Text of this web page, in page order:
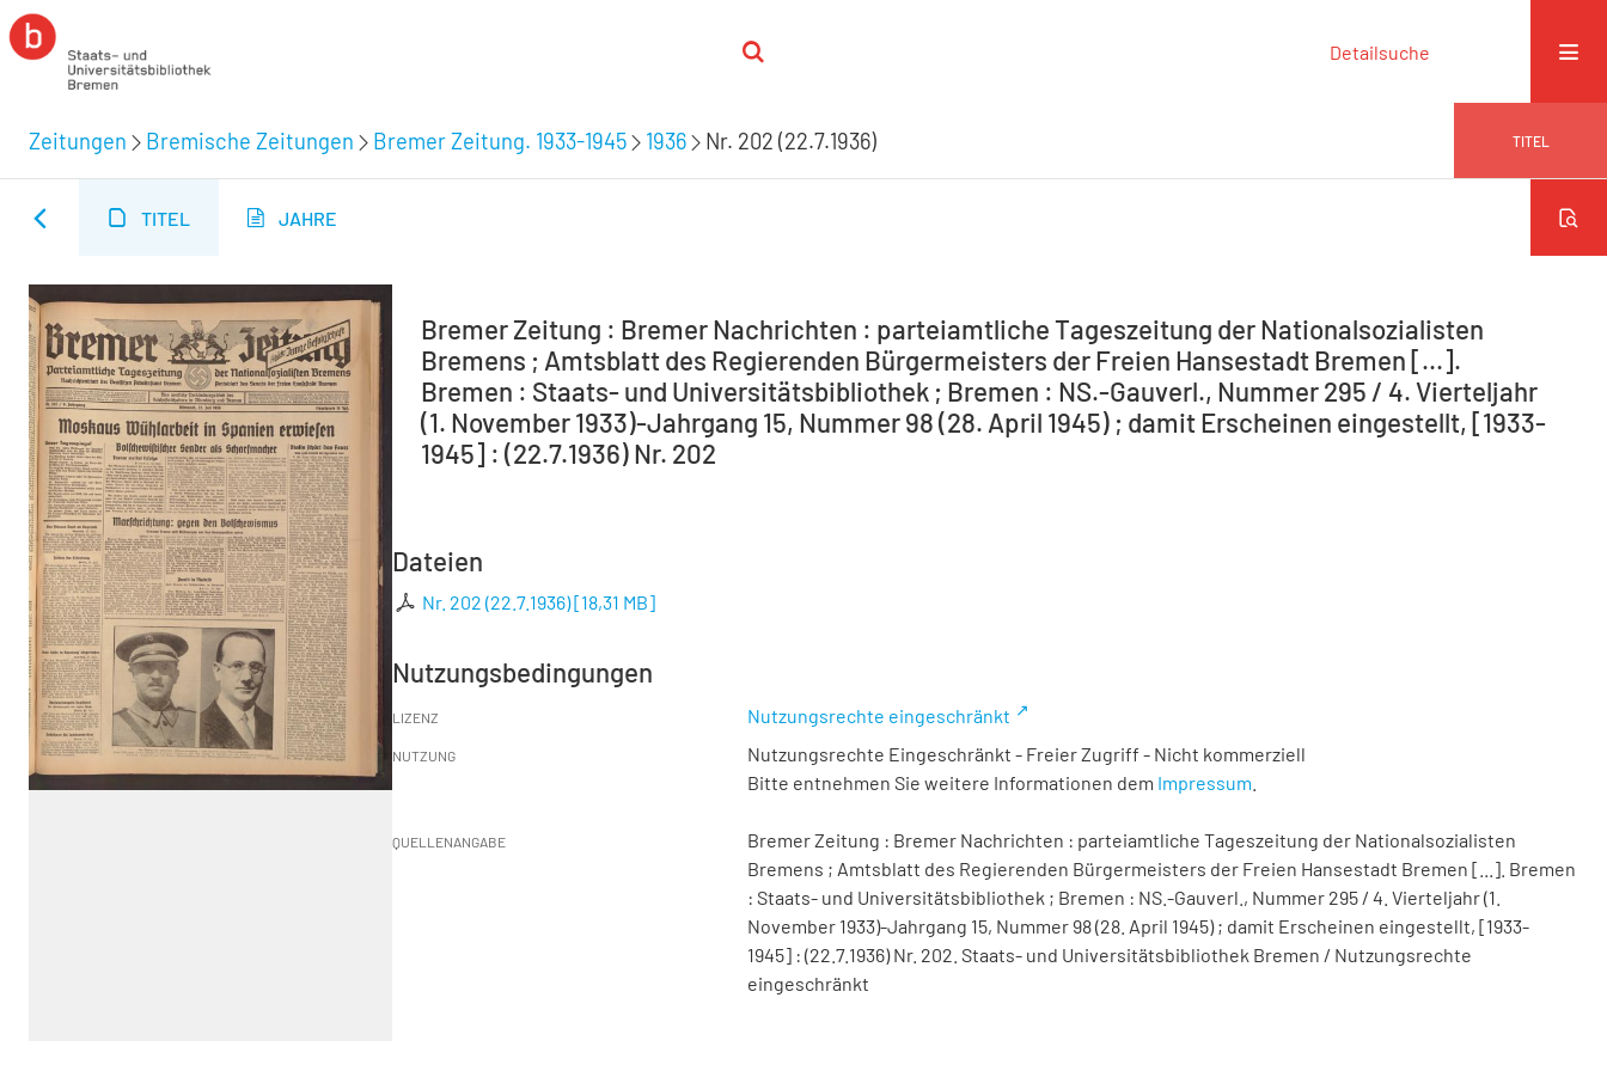
Detailsuche
Zeitungen Bremische Zeitungen Bremer Zeitung. 1933-1945 1936 Nr. 202 (22.7.1936) TITEL
TITEL JAHRE
Bremer Zeitung : Bremer Nachrichten : parteiamtliche Tageszeitung der Nationalsozialisten
Bremens ; Amtsblatt des Regierenden Bürgermeisters der Freien Hansestadt Bremen [...].
Bremen : Staats- und Universitätsbibliothek ; Bremen : NS.-Gauverl., Nummer 295 / 4. Vierteljahr
(1. November 1933)-Jahrgang 15, Nummer 98 (28. April 1945) ; damit Erscheinen eingestellt, [1933-
1945] : (22.7.1936) Nr. 202
Dateien
Nr. 202 (22.7.1936)[18,31 MB]
Nutzungsbedingungen
LIZENZ Nutzungsrechte eingeschränkt
NUTZUNG
Nutzungsrechte Eingeschränkt - Freier Zugriff - Nicht kommerziell
Bitte entnehmen Sie weitere Informationen dem Impressum
QUELLENANGABE
Bremer Zeitung : Bremer Nachrichten : parteiamtliche Tageszeitung der Nationalsozialisten
Bremens ; Amtsblatt des Regierenden Bürgermeisters der Freien Hansestadt Bremen [...]. Bremen
: Staats- und Universitätsbibliothek ; Bremen : NS.-Gauverl., Nummer 295 / 4. Vierteljahr (1.
November 1933)-Jahrgang 15, Nummer 98 (28. April 1945) ; damit Erscheinen eingestellt, [1933-
1945] : (22.7.1936) Nr. 202. Staats- und Universitätsbibliothek Bremen / Nutzungsrechte
eingeschränkt